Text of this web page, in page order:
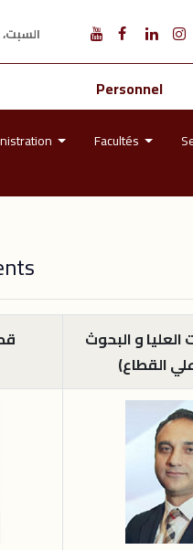
السبت، ٨ أغسطس ٢٠٢٦ م
Personnel
Facultés
العليا و البحوث